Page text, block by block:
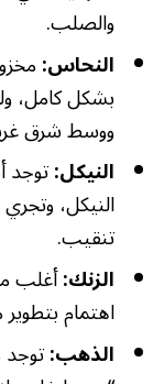
والصلب.
النحاس:
بشكل كامل،
ووسط شرق
النيكل:توجد
النيكل، وتجري
تنقيب.
الزنك:أغلب
اهتمام
الذهب: